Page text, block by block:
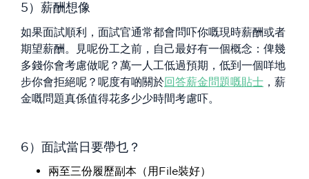
5）薪酬想像
如果面試順利，面試官通常都會問吓你嘅現時薪酬或者
期望薪酬。見呢份工之前，自己最好有一個概念：俾幾
多錢你會考慮做呢？萬一人工低過預期，低到一個咩地
步你會拒絕呢？呢度有啲關於回答薪金問題嘅貼士 ，薪
金嘅問題真係值得花多少少時間考慮吓。
6）面試當日要帶乜？
兩至三份履歷副本（用File裝好）